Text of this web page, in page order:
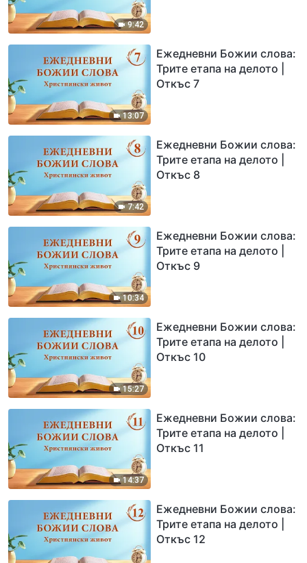
9:42
13:07
Ежедневни Божии слова:
Трите етапа на делото |
Откъс 7
7:42
Ежедневни Божии слова:
Трите етапа на делото |
Откъс 8
10:34
Ежедневни Божии слова:
Трите етапа на делото |
Откъс 9
15:27
Ежедневни Божии слова:
Трите етапа на делото |
Откъс 10
14:37
Ежедневни Божии слова:
Трите етапа на делото |
Откъс 11
Ежедневни Божии слова:
Трите етапа на делото |
Откъс 12